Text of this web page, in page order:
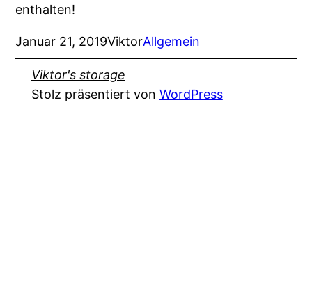
enthalten!
Januar 21, 2019ViktorAllgemein
Viktor's storage
Stolz präsentiert von WordPress